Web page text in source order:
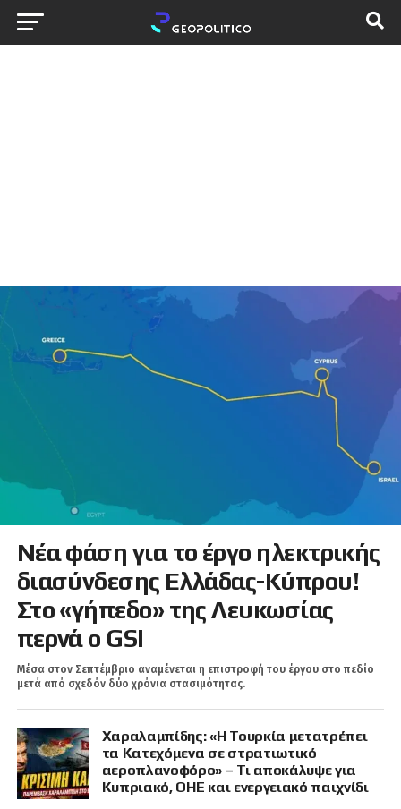
Νέα φάση για το έργο ηλεκτρικής
διασύνδεσης Ελλάδας-Κύπρου!
Στο «γήπεδο» της Λευκωσίας
περνά ο GSI
Μέσα στον Σεπτέμβριο αναμένεται η επιστροφή του έργου στο πεδίο
μετά από σχεδόν δύο χρόνια στασιμότητας.
Χαραλαμπίδης: «Η Τουρκία μετατρέπει
τα Κατεχόμενα σε στρατιωτικό
αεροπλανοφόρο» – Τι αποκάλυψε για
Κυπριακό, ΟΗΕ και ενεργειακό παιχνίδι